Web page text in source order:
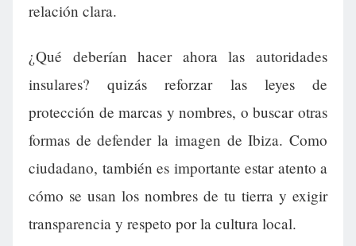
relación clara.
¿Qué deberían hacer ahora las autoridades
insulares? quizás reforzar las leyes de
protección de marcas y nombres, o buscar otras
formas de defender la imagen de Ibiza. Como
ciudadano, también es importante estar atento a
cómo se usan los nombres de tu tierra y exigir
transparencia y respeto por la cultura local.